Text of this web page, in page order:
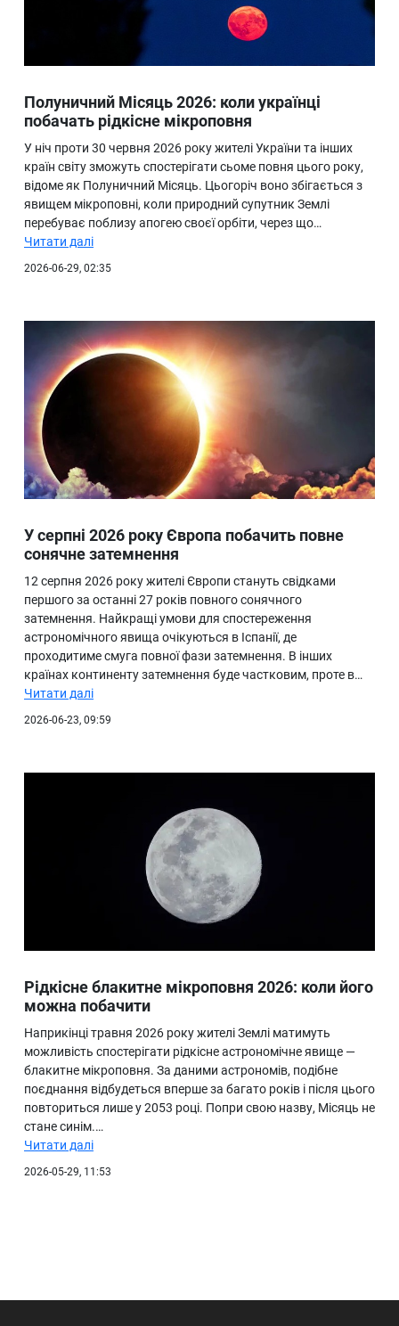
Полуничний Місяць 2026: коли українці
побачать рідкісне мікроповня
У ніч проти 30 червня 2026 року жителі України та інших
країн світу зможуть спостерігати сьоме повня цього року,
відоме як Полуничний Місяць. Цьогоріч воно збігається з
явищем мікроповні, коли природний супутник Землі
перебуває поблизу апогею своєї орбіти, через що…
Читати далі
2026-06-29, 02:35
У серпні 2026 року Європа побачить повне
сонячне затемнення
12 серпня 2026 року жителі Європи стануть свідками
першого за останні 27 років повного сонячного
затемнення. Найкращі умови для спостереження
астрономічного явища очікуються в Іспанії, де
проходитиме смуга повної фази затемнення. В інших
країнах континенту затемнення буде частковим, проте в…
Читати далі
2026-06-23, 09:59
Рідкісне блакитне мікроповня 2026: коли його
можна побачити
Наприкінці травня 2026 року жителі Землі матимуть
можливість спостерігати рідкісне астрономічне явище —
блакитне мікроповня. За даними астрономів, подібне
поєднання відбудеться вперше за багато років і після цього
повториться лише у 2053 році. Попри свою назву, Місяць не
стане синім.…
Читати далі
2026-05-29, 11:53